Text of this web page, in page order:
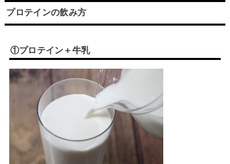
プロテインの飲み方
①プロテイン＋牛乳